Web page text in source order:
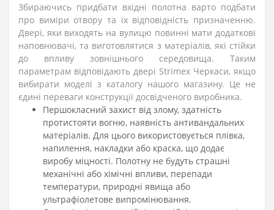
Збираючись придбати вхідні полотна варто подбати
про виміри отвору та їх відповідність призначенню.
Двері, яки виходять на вулицю повинні мати додаткові
наповнювачі, та виготовлятися з матеріалів, які стійки
до впливу зовнішнього середовища. Таким
параметрам відповідають двері Strimex Черкаси, якщо
вибирати моделі з каталогу нашого магазину. Це не
єдині переваги конструкції досвідченого виробника.
Першокласний захист від злому, здатність
протистояти вогню, наявність антивандальних
матеріалів. Для цього використовується плівка,
напилення, накладки або краска, що додає
виробу міцності. Полотну не будуть страшні
механічні або хімічні впливи, перепади
температури, природні явища або
ультрафіолетове випромінювання.